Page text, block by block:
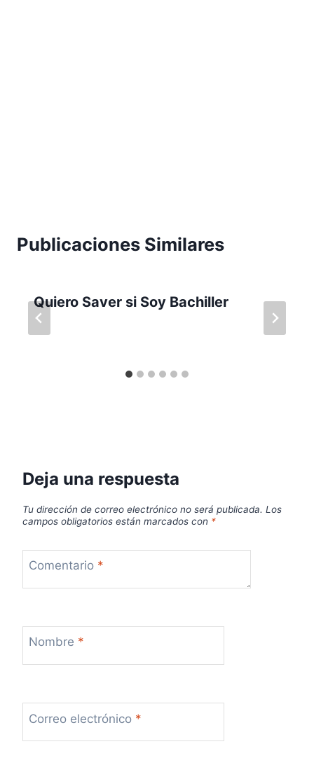
Publicaciones Similares
Quiero Saver si Soy Bachiller
Deja una respuesta
Tu dirección de correo electrónico no será publicada. Los
campos obligatorios están marcados con *
Comentario *
Nombre *
Correo electrónico *